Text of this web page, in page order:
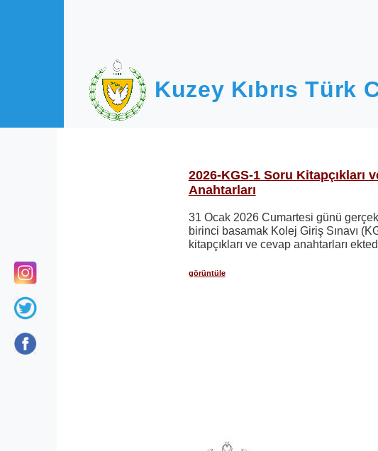
Kuzey Kıbrıs Türk
2026-KGS-1 Soru Kitapçıkları
Anahtarları
31 Ocak 2026 Cumartesi günü
birinci basamak Kolej Giriş Sınavı
kitapçıkları ve cevap anahtarları
görüntüle